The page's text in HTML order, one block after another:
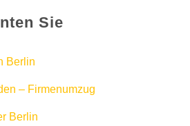
werkenntdenBESTEN.de
Sie
Berlin
– Firmenumzug
Berlin